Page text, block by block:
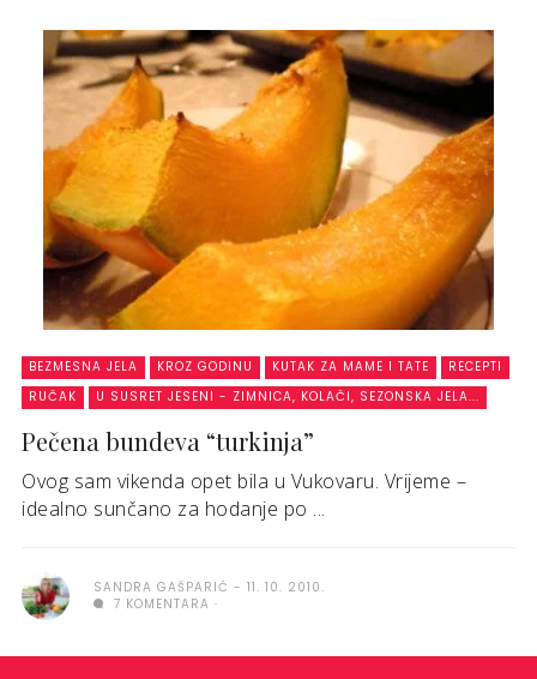
BEZMESNA JELA KROZ GODINU KUTAK ZA MAME I TATE
RECEPTI
RUČAK
U SUSRET JESENI - ZIMNICA, KOLAČI, SEZONSKA JELA...
Pečena bundeva “turkinja”
Ovog sam vikenda opet bila u Vukovaru. Vrijeme –
idealno sunčano za hodanje po ...
SANDRA GAŠPARIĆ
11. 10. 2010.
7 KOMENTARA